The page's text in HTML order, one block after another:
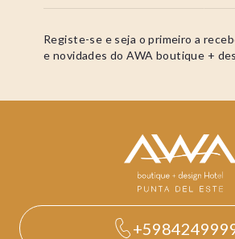
Registe-se e seja o primeiro a
e novidades do AWA boutique +